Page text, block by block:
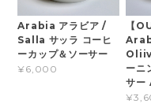
Arabia アラビア /
Salla サッラ コーヒ
ーカップ＆ソーサー
¥6,000
【
ーニ
サー